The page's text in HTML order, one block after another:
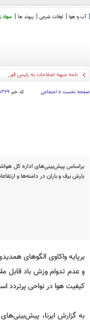
آب و هوا اوقات شرعی پیوند ها سواد
نامه جبهه اصلاحات به رئیس قوه
صفحه نخست » اجتماعی کد خبر
براساس پیش‌بینی‌های اداره کل
بارش برف و باران در دامنه‌ها و
برپایه واکاوی الگوهای
و عدم تدوام وزش باد قابل
کیفیت هوا در نواحی پرتردد
به گزارش ایرنا،